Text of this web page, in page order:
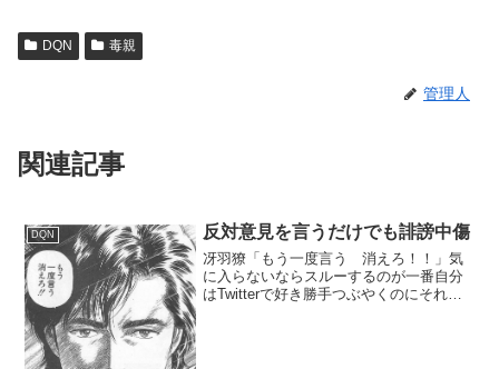
DQN 毒親
管理人
関連記事
DQN 反対意見を言うだけでも誹謗中傷
冴羽獠「もう一度言う 消えろ！！」気
に入らないならスルーするのが一番自分
はTwitterで好き勝手つぶやくのにそれに